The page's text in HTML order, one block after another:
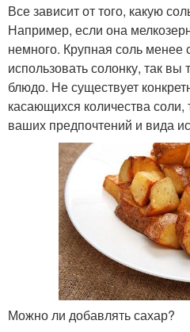
Все зависит от того, какую
Например, если она
немного. Крупная соль
использовать солонку, так вы
блюдо. Не существует
касающихся количества соли,
ваших предпочтений и вида
Можно ли добавлять сахар?